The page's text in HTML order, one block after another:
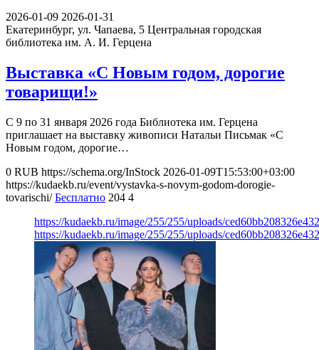
2026-01-09 2026-01-31
Екатеринбург, ул. Чапаева, 5 Центральная городская
библиотека им. А. И. Герцена
Выставка «С Новым годом, дорогие
товарищи!»
С 9 по 31 января 2026 года Библиотека им. Герцена
приглашает на выставку живописи Натальи Письмак «С
Новым годом, дорогие…
0 RUB https://schema.org/InStock 2026-01-09T15:53:00+03:00
https://kudaekb.ru/event/vystavka-s-novym-godom-dorogie-
tovarischi/ Бесплатно 204 4
https://kudaekb.ru/image/255/255/uploads/
https://kudaekb.ru/image/255/255/uploads/